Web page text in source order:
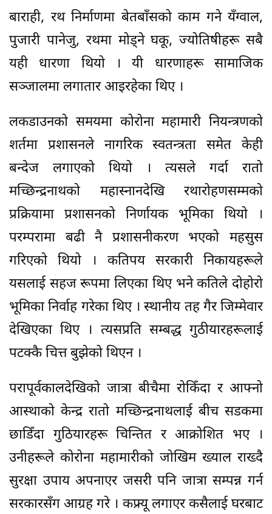
बाराही, रथ निर्माणमा बेतबाँसको काम गने यँग्वाल,
पुजारी पानेजु, रथमा मोड्ने घकू, ज्योतिषीहरू सबै
यही धारणा थियो । यी धारणाहरू सामाजिक
सञ्जालमा लगातार आइरहेका थिए ।
लकडाउनको समयमा कोरोना महामारी नियन्त्रणको
शर्तमा प्रशासनले नागरिक स्वतन्त्रता समेत केही
बन्देज लगाएको थियो । त्यसले गर्दा रातो
मच्छिन्द्रनाथको महास्नानदेखि रथारोहणसम्मको
प्रक्रियामा प्रशासनको निर्णायक भूमिका थियो ।
परम्परामा बढी नै प्रशासनीकरण भएको महसुस
गरिएको थियो । कतिपय सरकारी निकायहरूले
यसलाई सहज रूपमा लिएका थिए भने कतिले दोहोरो
भूमिका निर्वाह गरेका थिए । स्थानीय तह गैर जिम्मेवार
देखिएका थिए । त्यसप्रति सम्बद्ध गुठीयारहरूलाई
पटक्कै चित्त बुझेको थिएन ।
परापूर्वकालदेखिको जात्रा बीचैमा रोकिँदा र आफ्नो
आस्थाको केन्द्र रातो मच्छिन्द्रनाथलाई बीच सडकमा
छाडिँदा गुठियारहरू चिन्तित र आक्रोशित भए ।
उनीहरूले कोरोना महामारीको जोखिम ख्याल राख्दै
सुरक्षा उपाय अपनाएर जसरी पनि जात्रा सम्पन्न गर्न
सरकारसँग आग्रह गरे । कफ्र्यू लगाएर कसैलाई घरबाट